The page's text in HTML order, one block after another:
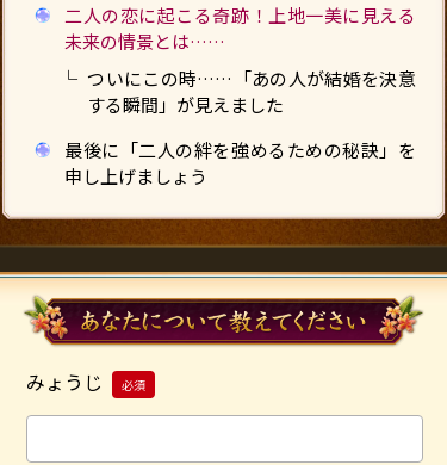
二人の恋に起こる奇跡！上地一美に見える
未来の情景とは……
ついにこの時……「あの人が結婚を決意
する瞬間」が見えました
最後に「二人の絆を強めるための秘訣」を
申し上げましょう
みょうじ 必須